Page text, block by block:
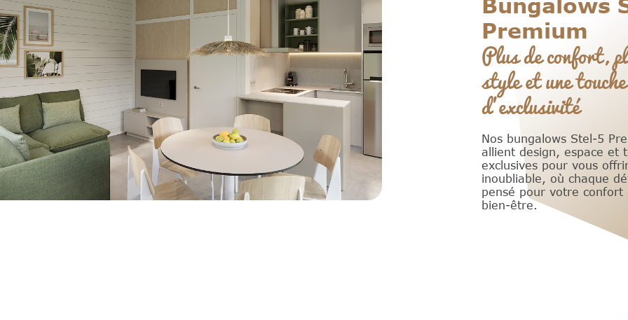
Premium
Plus de confort,
style et une touche
d’exclusivité
Nos bungalows Stel-5
allient design, espace et
exclusives pour vous
inoubliable, où chaque
pensé pour votre confort
bien-être.